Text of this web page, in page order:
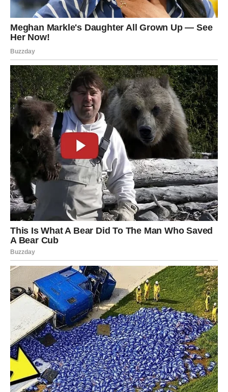
Njena karijera, koja se razvijala kroz godine, postala je simbol
snage i postojanosti. Ona nije samo muzička zvijezda; ona je
ikona hrabrosti koja pokazuje da je autenticitet ključ uspjeha.
Svojim nastupima i projektima, ona neprestano inspiriše
mnoge, pokazujući da se prava vrijednost u životu mjeri onim
što ostavljamo iza sebe. Njena priča nas uči da je važno ostati
vjeran sebi i svojim vrijednostima, bez obzira na vanjske
pritiske. Kroz sve te izazove, njena posvećenost porodici i
prijateljima ostaje nepromijenjena, a to je dodatni motivator za
sve nas da se borimo za ono što volimo.
Na kraju, ljubav i partnerstvo su ključni faktori koji oblikuju naš
život. Njihov odnos pokazuje kako istinska ljubav može
prevazići sve prepreke, a zajednički rad donosi uspjehe koji
nisu samo profesionalne prirode. Njihova priča je inspiracija za
sve nas, podsjećajući nas da se uspjeh ne mjeri samo po
rezultatima, već i po dubini odnosa koje gradimo tokom života.
Ova inspirativna priča o ljubavi i autentičnosti ne prestaje da
nas podstiče da se borimo za svoje snove, ostajući pri tome
vjerni sebi i svojim vrijednostima.